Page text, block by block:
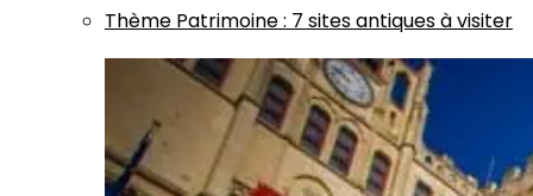
Thème Patrimoine: 7 sites antiques à visiter